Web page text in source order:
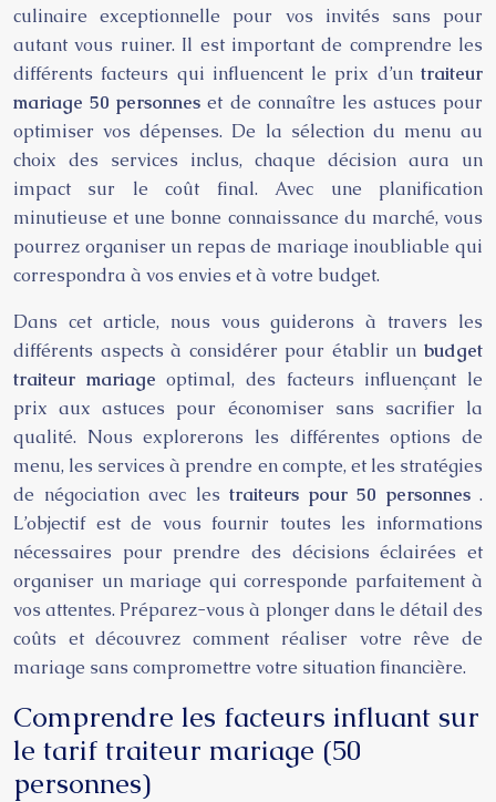
culinaire exceptionnelle pour vos invités sans pour
autant vous ruiner. Il est important de comprendre les
différents facteurs qui influencent le prix d’un traiteur
mariage 50 personneset de connaître les astuces pour
optimiser vos dépenses. De la sélection du menu au
choix des services inclus, chaque décision aura un
impact sur le coût final. Avec une planification
minutieuse et une bonne connaissance du marché, vous
pourrez organiser un repas de mariage inoubliable qui
correspondra à vos envies et à votre budget.
Dans cet article, nous vous guiderons à travers les
différents aspects à considérer pour établir un budget
traiteur mariageoptimal, des facteurs influençant le
prix aux astuces pour économiser sans sacrifier la
qualité. Nous explorerons les différentes options de
menu, les services à prendre en compte, et les stratégies
de négociation avec les traiteurs pour 50 personnes .
L’objectif est de vous fournir toutes les informations
nécessaires pour prendre des décisions éclairées et
organiser un mariage qui corresponde parfaitement à
vos attentes. Préparez-vous à plonger dans le détail des
coûts et découvrez comment réaliser votre rêve de
mariage sans compromettre votre situation financière.
Comprendre les facteurs influant sur
le tarif traiteur mariage (50
personnes)